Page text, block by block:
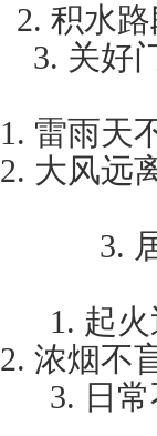
2.积水
3. 关好
1. 雷雨天
2. 大风远
3.
1. 起
2.浓烟不
3. 日